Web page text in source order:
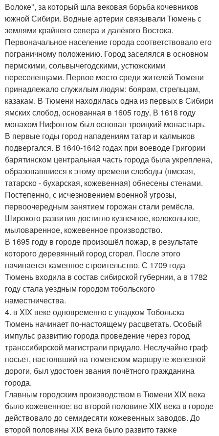
Волоке", за который шла вековая борьба кочевников
южной Сибири. Водные артерии связывали Тюмень с
землями крайнего севера и далёкого Востока.
Первоначальное население города соответствовало его
пограничному положению. Город заселялся в основном
пермскими, сольвычегодскими, устюжскими
переселенцами. Первое место среди жителей Тюмени
принадлежало служилым людям: боярам, стрельцам,
казакам. В Тюмени находилась одна из первых в Сибири
ямских слобод, основанная в 1605 году. В 1618 году
монахом Нифонтом был основан троицкий монастырь.
В первые годы город нападениям татар и калмыков
подвергался. В 1640-1642 годах при воеводе Григории
барятинском центральная часть города была укреплена,
образовавшиеся к этому времени слободы (ямская,
татарско - бухарская, кожевенная) обнесены стенами.
Постепенно, с исчезновением военной угрозы,
первоочередным занятием горожан стали ремёсла.
Широкого развития достигло кузнечное, колокольное,
мыловаренное, кожевенное производство.
В 1695 году в городе произошёл пожар, в результате
которого деревянный город сгорел. После этого
начинается каменное строительство. С 1709 года
Тюмень входила в состав сибирской губернии, а в 1782
году стала уездным городом тобольского
наместничества.
4. в XIX веке одновременно с упадком Тобольска
Тюмень начинает по-настоящему расцветать. Особый
импульс развитию города проведение через город
транссибирской магистрали придало. Неслучайно граф
посьет, настоявший на тюменском маршруте железной
дороги, был удостоен звания почётного гражданина
города.
Главным городским производством в Тюмени XIX века
было кожевенное: во второй половине XIX века в городе
действовало до семидесяти кожевенных заводов. До
второй половины XIX века было развито также